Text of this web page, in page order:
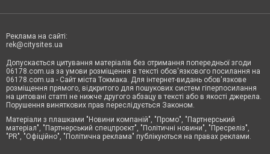
Реклама на сайті:
rek@citysites.ua
Допускається цитування матеріалів без отримання попередньої згоди
06178.com.ua за умови розміщення в тексті обов'язкового посилання на
06178.com.ua - Сайт міста Токмака. Для інтернет-видань обов'язкове
розміщення прямого, відкритого для пошукових систем гіперпосилання
на цитовані статті не нижче другого абзацу в тексті або в якості джерела.
Порушення виняткових прав переслідується Законом.
Матеріали з плашками "Новини компаній", "Промо", "Партнерський
матеріал", "Партнерський спецпроєкт", "Політичні новини", "Пресреліз",
"PR", "Офіційно", "Політична реклама" публікуються на правах реклами.